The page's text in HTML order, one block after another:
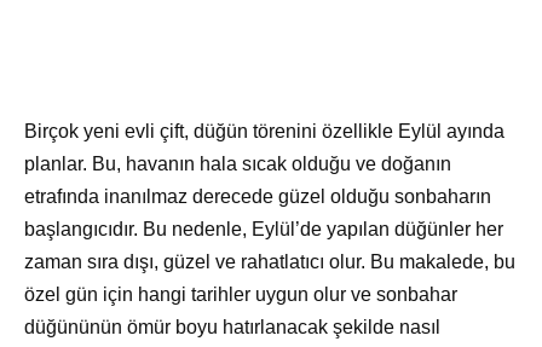
Birçok yeni evli çift, düğün törenini özellikle Eylül ayında
planlar. Bu, havanın hala sıcak olduğu ve doğanın
etrafında inanılmaz derecede güzel olduğu sonbaharın
başlangıcıdır. Bu nedenle, Eylül’de yapılan düğünler her
zaman sıra dışı, güzel ve rahatlatıcı olur. Bu makalede, bu
özel gün için hangi tarihler uygun olur ve sonbahar
düğününün ömür boyu hatırlanacak şekilde nasıl